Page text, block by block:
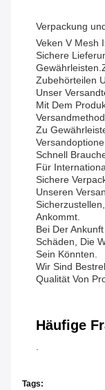
Verpackung
Veken V Mesh
Sichere
Zubehörteilen
Unser
Mit Dem
Zu
Schnell
Für
Sichere
Unseren
Ankommt.
Bei Der
Schäden, Die
Sein Könnten.
Wir Sind
Qualität Von
Häufige
.
Tags: